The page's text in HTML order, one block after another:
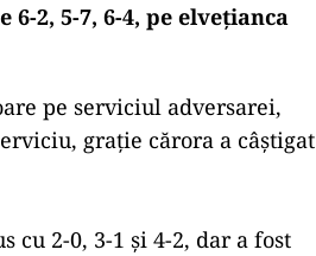
2, 5-7, 6-4, pe elveţianca
pe serviciul adversarei,
graţie cărora a câştigat
cu 2-0, 3-1 şi 4-2, dar a fost